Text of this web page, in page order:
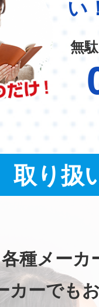
い
無
取り扱
各種メーカ
カーでも